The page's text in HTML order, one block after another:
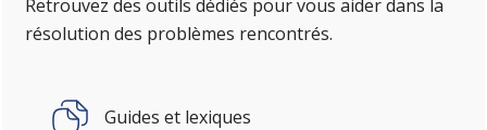
Retrouvez des outils dédiés pour vous aider dans la
résolution des problèmes rencontrés.
Guides et lexiques